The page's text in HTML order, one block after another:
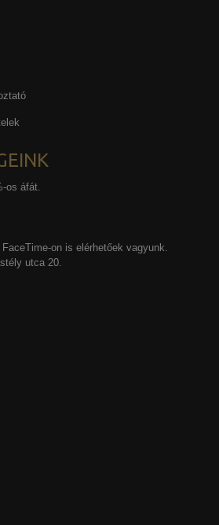
os áfát.
on is elérhetőek vagyunk.
utca 20.